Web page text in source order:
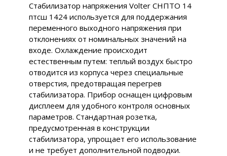
Стабилизатор напряжения Volter СНПТО 14
птсш 1424 используется для поддержания
переменного выходного напряжения при
отклонениях от номинальных значений на
входе. Охлаждение происходит
естественным путем: теплый воздух быстро
отводится из корпуса через специальные
отверстия, предотвращая перегрев
стабилизатора. Прибор оснащен цифровым
дисплеем для удобного контроля основных
параметров. Стандартная розетка,
предусмотренная в конструкции
стабилизатора, упрощает его использование
и не требует дополнительной подводки.